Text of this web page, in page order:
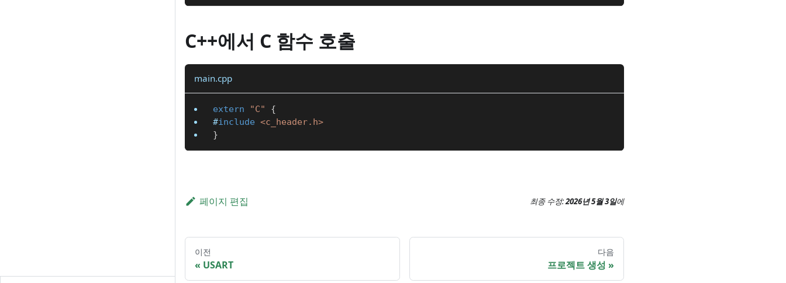
C++에서 C 함수 호출
main.cpp
extern "C"
{
#include <c_header.h>
}
페이지 편집 최종 수정:2026년 5월 3일에
이전
USART
다음
프로젝트 생성